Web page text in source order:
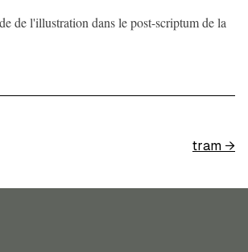
de l'illustration dans le post-scriptum de la
tram →